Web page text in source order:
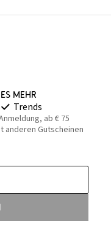
mehr
Trends
ab € 75
anderen Gutscheinen